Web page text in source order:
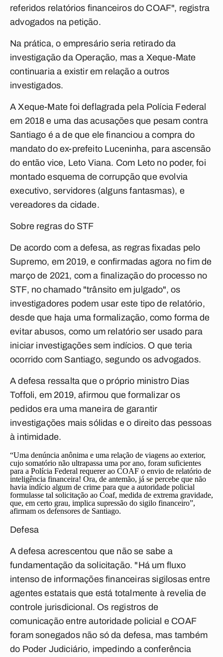
referidos relatórios financeiros do COAF", registra
advogados na petição.
Na prática, o empresário seria retirado da
investigação da Operação, mas a Xeque-Mate
continuaria a existir em relação a outros
investigados.
A Xeque-Mate foi deflagrada pela Polícia Federal
em 2018 e uma das acusações que pesam contra
Santiago é a de que ele financiou a compra do
mandato do ex-prefeito Luceninha, para ascensão
do então vice, Leto Viana. Com Leto no poder, foi
montado esquema de corrupção que evolvia
executivo, servidores (alguns fantasmas), e
vereadores da cidade.
Sobre regras do STF
De acordo com a defesa, as regras fixadas pelo
Supremo, em 2019, e confirmadas agora no fim de
março de 2021, com a finalização do processo no
STF, no chamado "trânsito em julgado", os
investigadores podem usar este tipo de relatório,
desde que haja uma formalização, como forma de
evitar abusos, como um relatório ser usado para
iniciar investigações sem indícios. O que teria
ocorrido com Santiago, segundo os advogados.
A defesa ressalta que o próprio ministro Dias
Toffoli, em 2019, afirmou que formalizar os
pedidos era uma maneira de garantir
investigações mais sólidas e o direito das pessoas
à intimidade.
“Uma denúncia anônima e uma relação de viagens ao exterior,
cujo somatório não ultrapassa uma por ano, foram suficientes
para a Polícia Federal requerer ao COAF o envio de relatório de
inteligência financeira! Ora, de antemão, já se percebe que não
havia indício algum de crime para que a autoridade policial
formulasse tal solicitação ao Coaf, medida de extrema gravidade,
que, em certo grau, implica supressão do sigilo financeiro”,
afirmam os defensores de Santiago.
Defesa
A defesa acrescentou que não se sabe a
fundamentação da solicitação. "Há um fluxo
intenso de informações financeiras sigilosas entre
agentes estatais que está totalmente à revelia de
controle jurisdicional. Os registros de
comunicação entre autoridade policial e COAF
foram sonegados não só da defesa, mas também
do Poder Judiciário, impedindo a conferência